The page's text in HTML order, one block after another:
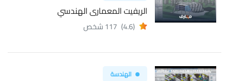
الريفيت المعمارى الهندسي
(4.6) 117 شخص
الهندسة